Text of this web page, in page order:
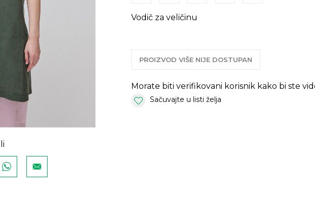
Vodič za veličinu
PROIZVOD VIŠE NIJE DOSTUPAN
Morate biti verifikovani korisnik kako bi ste
Sačuvajte u listi želja